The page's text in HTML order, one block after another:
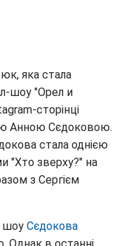
яка стала
шоу "Орел и
сторінці
Анною Сєдоковою.
стала однією
"Хто зверху?" на
з Сергієм
шоу Сєдокова